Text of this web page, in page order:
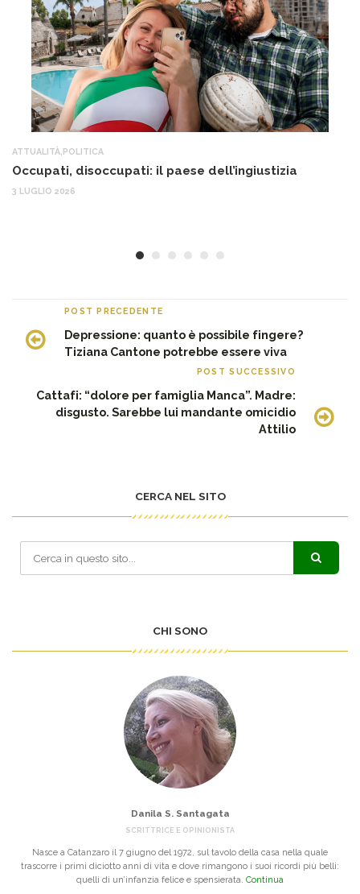
ATTUALITÀ POLITICA
Occupati, disoccupati: il paese dell’ingiustizia
3 LUGLIO 2026
POST PRECEDENTE
Depressione: quanto è possibile fingere?
Tiziana Cantone potrebbe essere viva
POST SUCCESSIVO
Cattafi: “dolore per famiglia Manca”. Madre:
disgusto. Sarebbe lui mandante omicidio
Attilio
CERCA NEL SITO
CHI SONO
Danila S. Santagata
SCRITTRICE E OPINIONISTA
Nasce a Catanzaro il 7 giugno del 1972, sul tavolo della casa nella quale
trascorre i primi diciotto anni di vita e dove rimangono i suoi ricordi più belli:
quelli di un’infanzia felice e spensierata. Continua